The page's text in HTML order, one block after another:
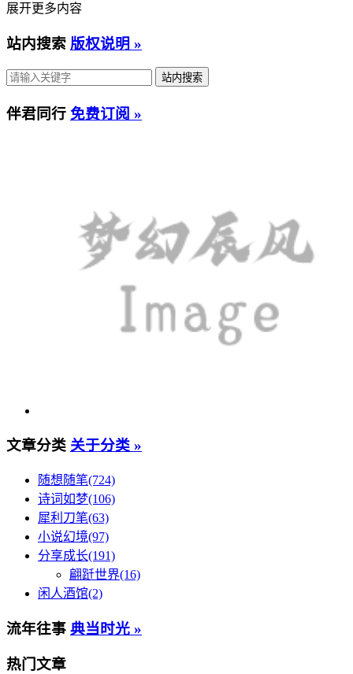
展开更多内容
站内搜索 版权说明 »
伴君同行 免费订阅 »
文章分类 关于分类 »
随想随笔(724)
诗词如梦(106)
犀利刀笔(63)
小说幻境(97)
分享成长(191)
翩跹世界(16)
闲人酒馆(2)
流年往事 典当时光 »
热门文章